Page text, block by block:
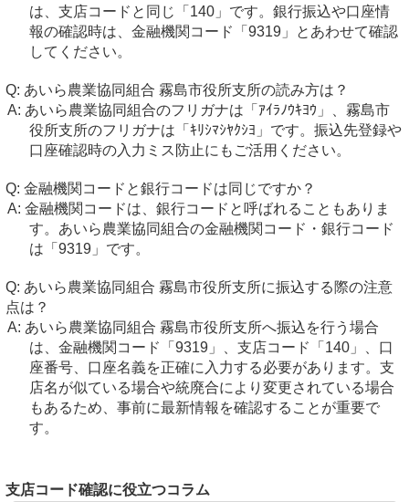
は、支店コードと同じ「140」です。銀行振込や口座情
報の確認時は、金融機関コード「9319」とあわせて確認
してください。
あいら農業協同組合 霧島市役所支所の読み方は？
あいら農業協同組合のフリガナは「ｱｲﾗﾉｳｷﾖｳ」、霧島市
役所支所のフリガナは「ｷﾘｼﾏｼﾔｸｼﾖ」です。振込先登録や
口座確認時の入力ミス防止にもご活用ください。
金融機関コードと銀行コードは同じですか？
金融機関コードは、銀行コードと呼ばれることもありま
す。あいら農業協同組合の金融機関コード・銀行コード
は「9319」です。
あいら農業協同組合 霧島市役所支所に振込する際の注意
点は？
あいら農業協同組合 霧島市役所支所へ振込を行う場合
は、金融機関コード「9319」、支店コード「140」、口
座番号、口座名義を正確に入力する必要があります。支
店名が似ている場合や統廃合により変更されている場合
もあるため、事前に最新情報を確認することが重要で
す。
支店コード確認に役立つコラム